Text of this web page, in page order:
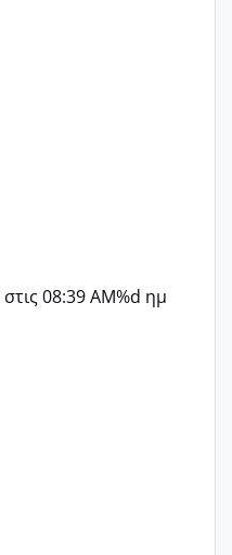
08:39 AM%d ημ